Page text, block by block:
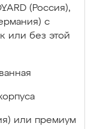
(Россия),
с
или без этой
или премиум